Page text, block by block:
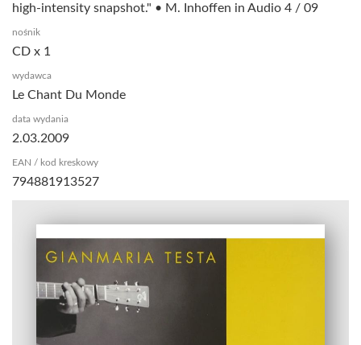
high-intensity snapshot." • M. Inhoffen in Audio 4 / 09
nośnik
CD x 1
wydawca
Le Chant Du Monde
data wydania
2.03.2009
EAN / kod kreskowy
794881913527